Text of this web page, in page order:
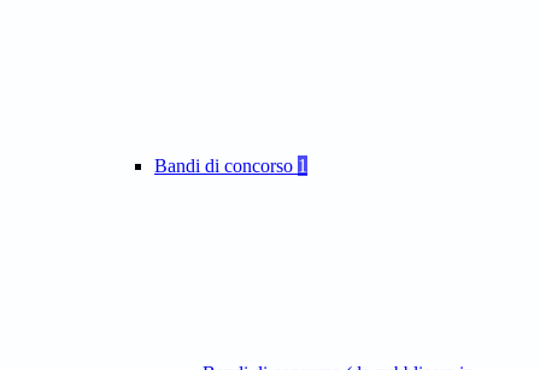
Bandi di concorso 1